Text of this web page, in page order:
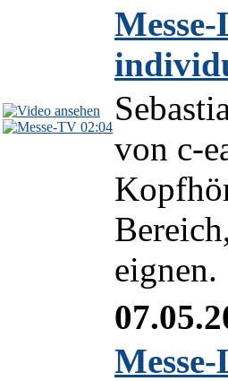
02:04
von c-
eignen.